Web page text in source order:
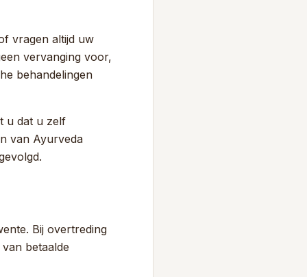
vragen altijd uw
vervanging voor,
behandelingen
u dat u zelf
van Ayurveda
Bij overtreding
betaalde